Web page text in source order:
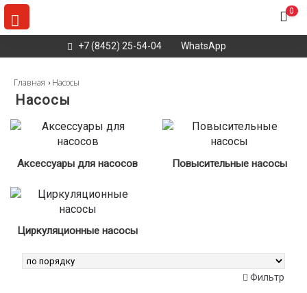
+7 (8452) 25-54-04 WhatsApp
0
Главная Насосы
Насосы
Аксессуары для насосов Повысительные насосы
Циркуляционные насосы
Фильтр
Найдено25товаров